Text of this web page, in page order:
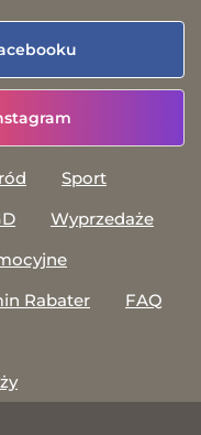
Sport
Wyprzedaże
Rabater
FAQ